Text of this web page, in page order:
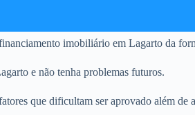
imobiliário em Lagarto da
e não tenha problemas futuros.
que dificultam ser aprovado além de